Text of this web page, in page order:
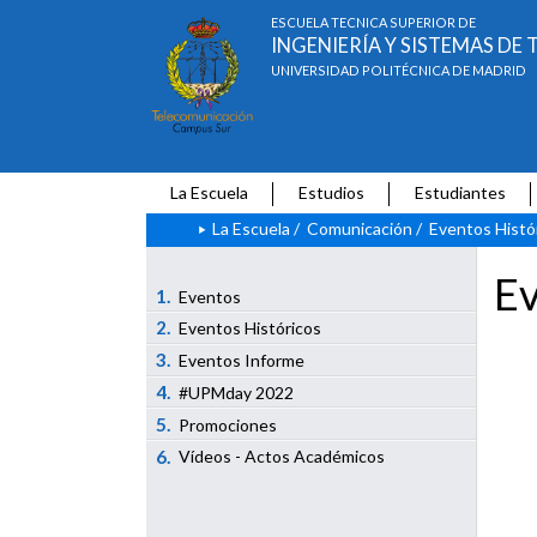
ESCUELA TÉCNICA SUPERIOR DE
INGENIERÍA Y SISTEMAS
UNIVERSIDAD POLITÉCNICA DE MADRID
La Escuela Estudios
Estudiantes
La Escuela / Comunicación / Eventos
1. Eventos
2. Eventos Históricos
3. Eventos Informe
4. #UPMday 2022
5. Promociones
6. Vídeos - Actos Académicos